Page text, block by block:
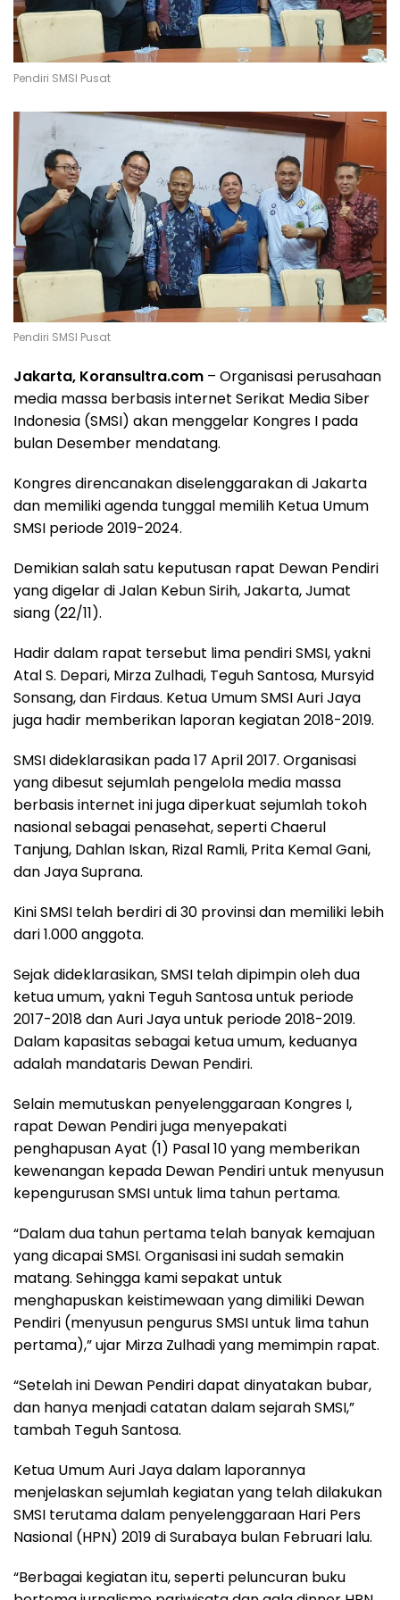
Pendiri SMSI Pusat
Pendiri SMSI Pusat
Jakarta, Koransultra.com – Organisasi perusahaan
media massa berbasis internet Serikat Media Siber
Indonesia (SMSI) akan menggelar Kongres I pada
bulan Desember mendatang.
Kongres direncanakan diselenggarakan di Jakarta
dan memiliki agenda tunggal memilih Ketua Umum
SMSI periode 2019-2024.
Demikian salah satu keputusan rapat Dewan Pendiri
yang digelar di Jalan Kebun Sirih, Jakarta, Jumat
siang (22/11).
Hadir dalam rapat tersebut lima pendiri SMSI, yakni
Atal S. Depari, Mirza Zulhadi, Teguh Santosa, Mursyid
Sonsang, dan Firdaus. Ketua Umum SMSI Auri Jaya
juga hadir memberikan laporan kegiatan 2018-2019.
SMSI dideklarasikan pada 17 April 2017. Organisasi
yang dibesut sejumlah pengelola media massa
berbasis internet ini juga diperkuat sejumlah tokoh
nasional sebagai penasehat, seperti Chaerul
Tanjung, Dahlan Iskan, Rizal Ramli, Prita Kemal Gani,
dan Jaya Suprana.
Kini SMSI telah berdiri di 30 provinsi dan memiliki lebih
dari 1.000 anggota.
Sejak dideklarasikan, SMSI telah dipimpin oleh dua
ketua umum, yakni Teguh Santosa untuk periode
2017-2018 dan Auri Jaya untuk periode 2018-2019.
Dalam kapasitas sebagai ketua umum, keduanya
adalah mandataris Dewan Pendiri.
Selain memutuskan penyelenggaraan Kongres I,
rapat Dewan Pendiri juga menyepakati
penghapusan Ayat (1) Pasal 10 yang memberikan
kewenangan kepada Dewan Pendiri untuk menyusun
kepengurusan SMSI untuk lima tahun pertama.
“Dalam dua tahun pertama telah banyak kemajuan
yang dicapai SMSI. Organisasi ini sudah semakin
matang. Sehingga kami sepakat untuk
menghapuskan keistimewaan yang dimiliki Dewan
Pendiri (menyusun pengurus SMSI untuk lima tahun
pertama),” ujar Mirza Zulhadi yang memimpin rapat.
“Setelah ini Dewan Pendiri dapat dinyatakan bubar,
dan hanya menjadi catatan dalam sejarah SMSI,”
tambah Teguh Santosa.
Ketua Umum Auri Jaya dalam laporannya
menjelaskan sejumlah kegiatan yang telah dilakukan
SMSI terutama dalam penyelenggaraan Hari Pers
Nasional (HPN) 2019 di Surabaya bulan Februari lalu.
“Berbagai kegiatan itu, seperti peluncuran buku